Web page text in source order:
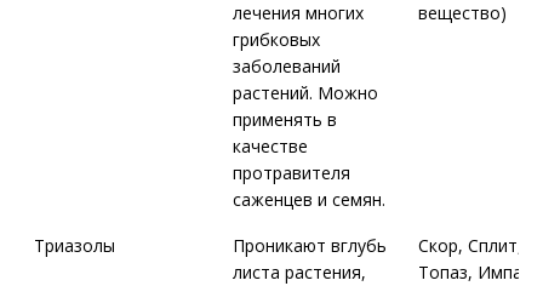
лечения многих
грибковых
заболеваний
растений. Можно
применять в
качестве
протравителя
саженцев и семян.
вещество)
Триазолы
Проникают вглубь
листа растения,
Скор, Сплит,
Топаз,